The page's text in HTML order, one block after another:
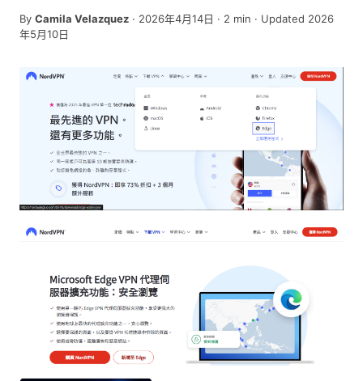
By Camila Velazquez · 2026年4月14日 · 2 min · Updated 2026
年5月10日